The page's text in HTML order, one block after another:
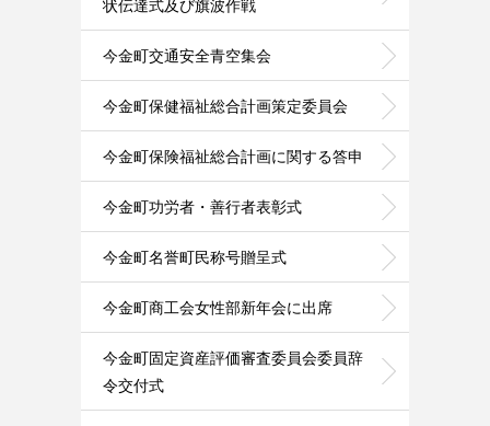
状伝達式及び旗波作戦
今金町交通安全青空集会
今金町保健福祉総合計画策定委員会
今金町保険福祉総合計画に関する答申
今金町功労者・善行者表彰式
今金町名誉町民称号贈呈式
今金町商工会女性部新年会に出席
今金町固定資産評価審査委員会委員辞
令交付式